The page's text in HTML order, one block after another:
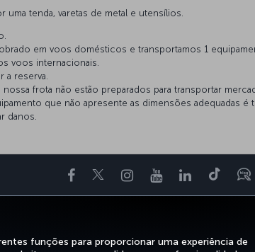
funções para proporcionar uma experiência de
tenda, varetas de metal e utensílios.
em voos domésticos e transportamos 1
voos internacionais.
a reserva.
nossa frota não estão preparados para transportar
que não apresente as dimensões adequadas
danos.
Facebook
TwitterInstagram
YouTubeLinkedIn
Tiktok